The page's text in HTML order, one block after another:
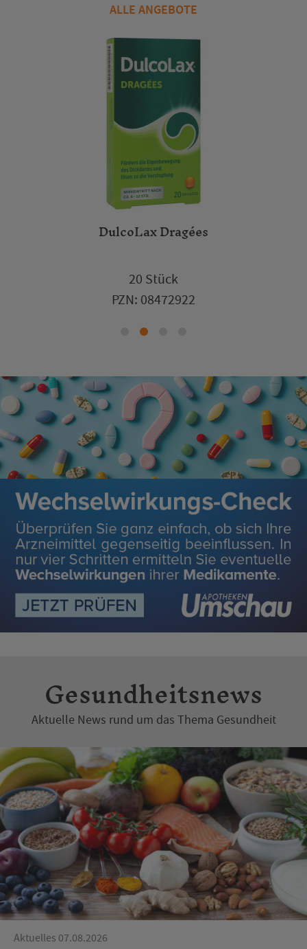
ALLE ANGEBOTE
DulcoLax Dragées
20 Stück
PZN: 08472922
Gesundheitsnews
Aktuelle News rund um das Thema Gesundheit
Aktuelles 07.08.2026